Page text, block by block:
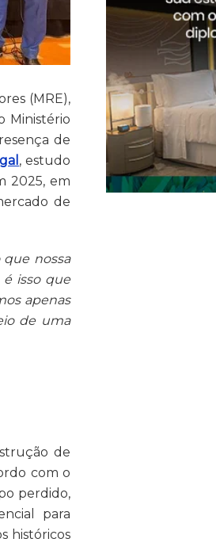
(MRE),
Ministério
de
, estudo
2025, em
de
nossa
isso que
apenas
de uma
de
com o
perdido,
para
históricos